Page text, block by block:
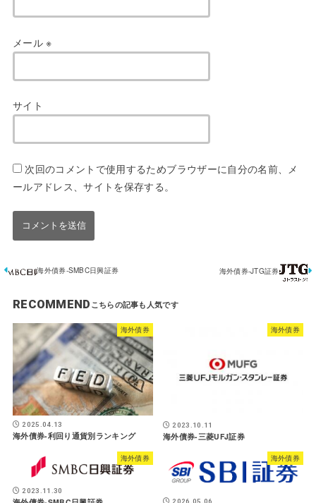
メール※
サイト
次回のコメントで使用するためブラウザーに自分の名前、メ
ールアドレス、サイトを保存する。
海外債券-SMBC日興証券 海外債券-JTG証券
RECOMMEND
海外債券
2025.04.13
海外債券-利回り通貨別ランキング
海外債券
2023.10.11
海外債券-三菱UFJ証券
海外債券
2023.11.30
海外債券
2026.05.06